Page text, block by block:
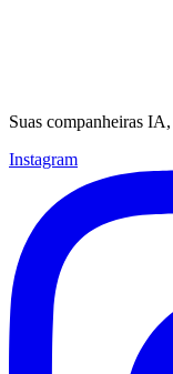
Suas companheiras
Instagram